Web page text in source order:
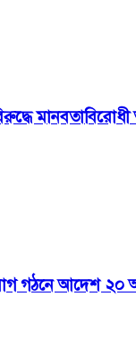
গঠনে আদেশ ২০